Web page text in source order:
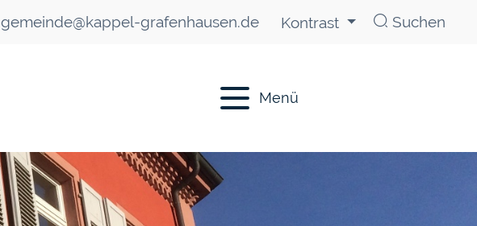
gemeinde@kappel-grafenhausen.de Kontrast Suchen
Menü